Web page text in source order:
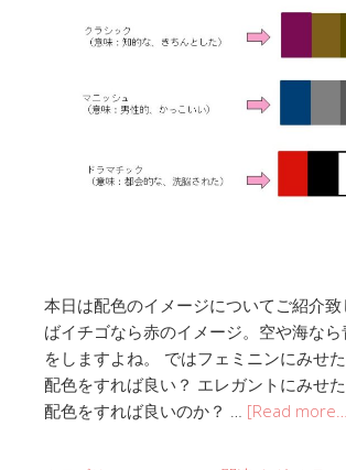
本日は配色のイメージについてご紹介致
ばイチゴなら赤のイメージ。空や海な
をしますよね。 ではフェミニンにみせ
配色をすれば良い？ エレガントにみせ
配色をすれば良いのか？ … [Read